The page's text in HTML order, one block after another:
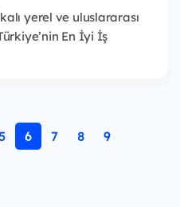
yerel ve uluslararası
En İyi İş
6 7 8 9